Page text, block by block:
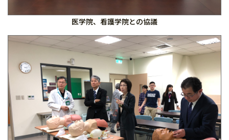
医学院、看護学院との協議